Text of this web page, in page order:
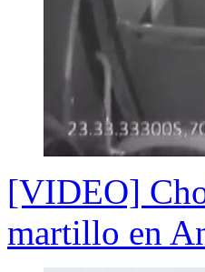
[VIDEO]
martillo en